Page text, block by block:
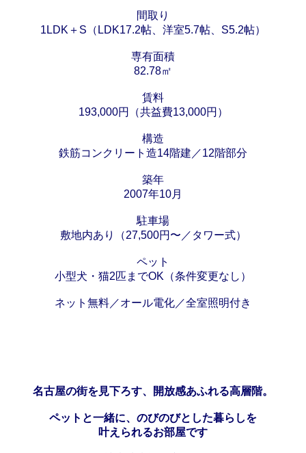
間取り
1LDK＋S（LDK17.2帖、洋室5.7帖、S5.2帖）
専有面積
82.78㎡
賃料
193,000円（共益費13,000円）
構造
鉄筋コンクリート造14階建／12階部分
築年
2007年10月
駐車場
敷地内あり（27,500円〜／タワー式）
ペット
小型犬・猫2匹までOK（条件変更なし）
ネット無料／オール電化／全室照明付き
名古屋の街を見下ろす、開放感あふれる高層階。
ペットと一緒に、のびのびとした暮らしを
叶えられるお部屋です